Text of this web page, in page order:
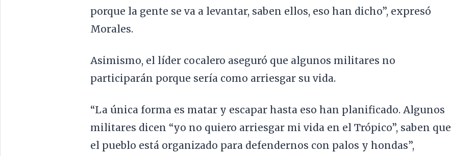
porque la gente se va a levantar, saben ellos, eso han dicho”, expresó
Morales.
Asimismo, el líder cocalero aseguró que algunos militares no
participarán porque sería como arriesgar su vida.
“La única forma es matar y escapar hasta eso han planificado. Algunos
militares dicen “yo no quiero arriesgar mi vida en el Trópico”, saben que
el pueblo está organizado para defendernos con palos y hondas”,